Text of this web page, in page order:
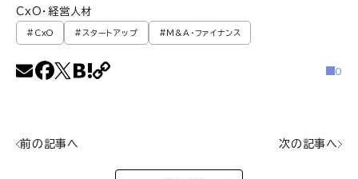
CxO・経営人材
#CxO #スタートアップ #M&A・ファイナンス
0
前の記事へ 次の記事へ